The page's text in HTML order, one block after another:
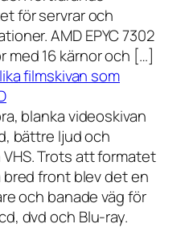
för servrar och
AMD EPYC 7302
med 16 kärnor och […]
filmskivan som
blanka videoskivan
bättre ljud och
Trots att formatet
front blev det en
och banade väg för
dvd och Blu-ray.